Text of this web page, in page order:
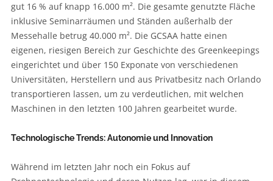
gut 16 % auf knapp 16.000 m². Die gesamte genutzte Fläche
inklusive Seminarräumen und Ständen außerhalb der
Messehalle betrug 40.000 m². Die GCSAA hatte einen
eigenen, riesigen Bereich zur Geschichte des Greenkeepings
eingerichtet und über 150 Exponate von verschiedenen
Universitäten, Herstellern und aus Privatbesitz nach Orlando
transportieren lassen, um zu verdeutlichen, mit welchen
Maschinen in den letzten 100 Jahren gearbeitet wurde.
Technologische Trends: Autonomie und Innovation
Während im letzten Jahr noch ein Fokus auf